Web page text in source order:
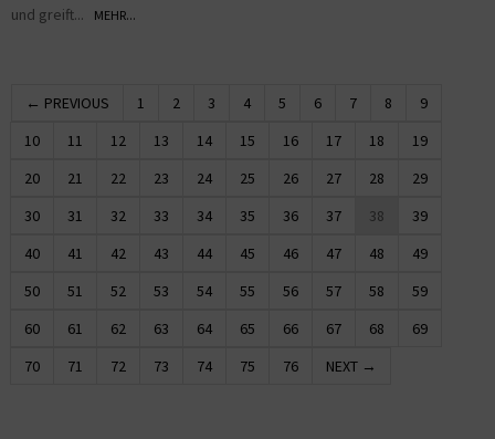
und greift...
MEHR...
← PREVIOUS 1 2 3 4 5 6 7 8
9
10
11 12 13 14 15 16 17 18
19
20
21 22 23 24 25 26 27 28
29
30
31 32 33 34 35 36 37 38
39
40
41 42 43 44 45 46 47 48
49
50
51 52 53 54 55 56 57 58
59
60
61 62 63 64 65 66 67 68
69
70
71 72 73 74 75 76 NEXT →